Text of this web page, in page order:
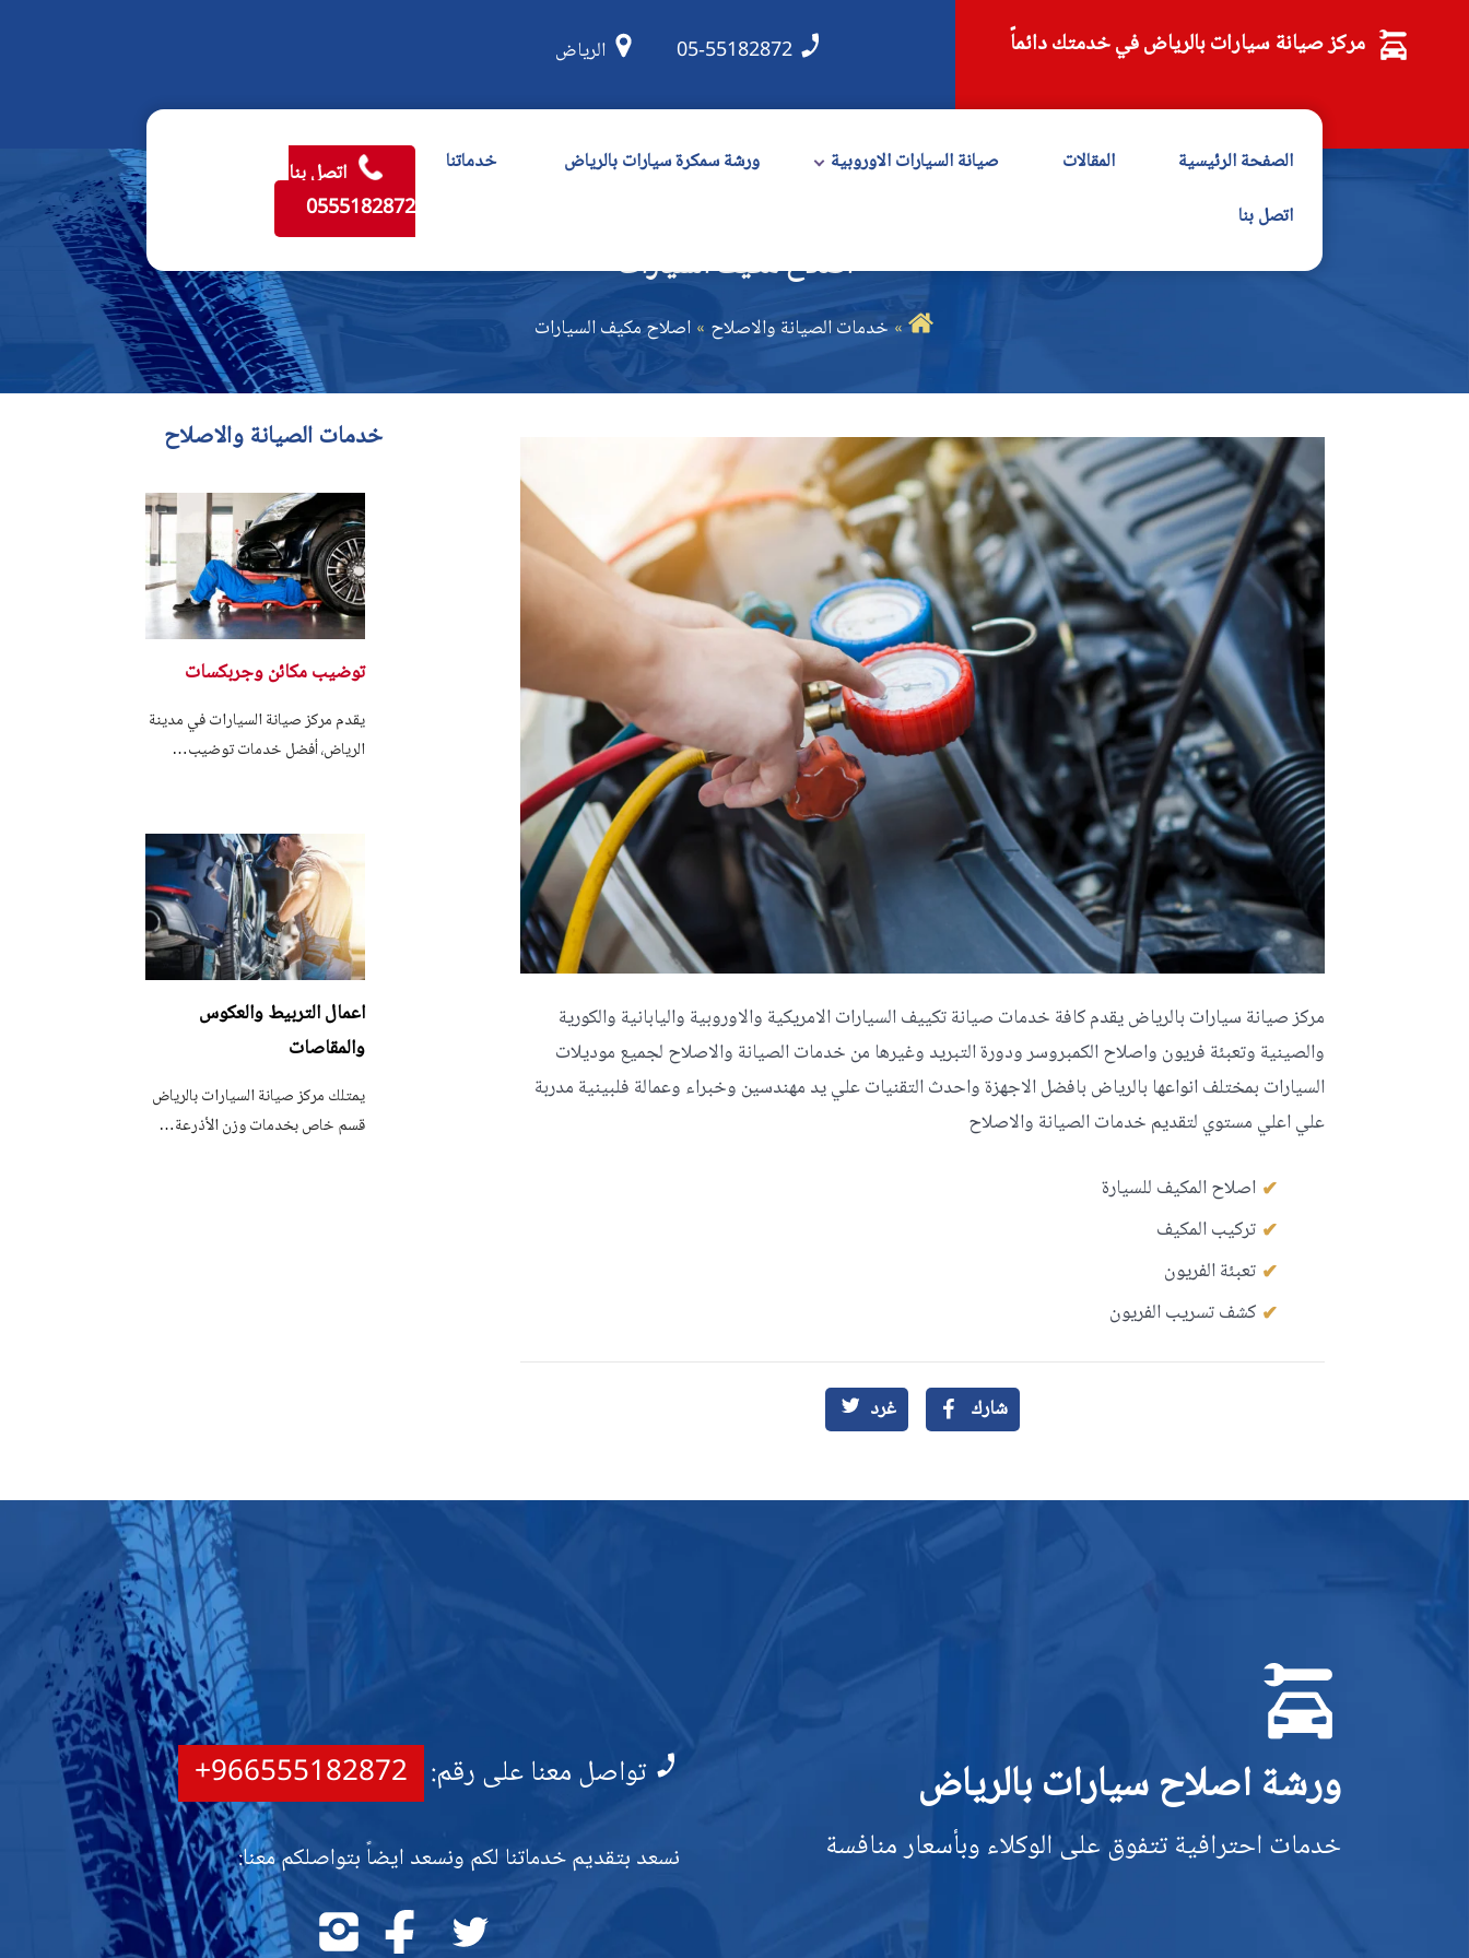
مركز صيانة سيارات بالرياض في خدمتك دائماً 05-55182872 الرياض
الصفحة الرئيسية المقالات صيانة السيارات الاوروبية ورشة سمكرة سيارات بالرياض
خدماتنا
اتصل بنا
اتصل بنا
0555182872
اصلاح مكيف السيارات
خدمات الصيانة والاصلاح اصلاح مكيف السيارات
مركز صيانة سيارات بالرياض يقدم كافة خدمات صيانة تكييف السيارات الامريكية والاوروبية واليابانية والكورية
والصينية وتعبئة فريون واصلاح الكمبروسر ودورة التبريد وغيرها من خدمات الصيانة والاصلاح لجميع موديلات
السيارات بمختلف انواعها بالرياض بافضل الاجهزة واحدث التقنيات علي يد مهندسين وخبراء وعمالة فلبينية مدربة
علي اعلي مستوي لتقديم خدمات الصيانة والاصلاح
اصلاح المكيف للسيارة
تركيب المكيف
تعبئة الفريون
كشف تسريب الفريون
شارك غرد
خدمات الصيانة والاصلاح
توضيب مكائن وجربكسات
يقدم مركز صيانة السيارات في مدينة
الرياض، أفضل خدمات توضيب…
اعمال التربيط والعكوس
والمقاصات
يمتلك مركز صيانة السيارات بالرياض
قسم خاص بخدمات وزن الأذرعة…
ورشة اصلاح سيارات بالرياض
خدمات احترافية تتفوق على الوكلاء وبأسعار منافسة
تواصل معنا على رقم: +966555182872
نسعد بتقديم خدماتنا لكم ونسعد ايضاً بتواصلكم معنا:
تابعنا
تابعنا
تابعنا